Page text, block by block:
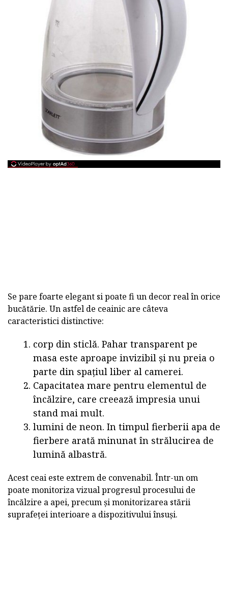
Se pare foarte elegant si poate fi un decor real în orice
bucătărie. Un astfel de ceainic are câteva
caracteristici distinctive:
corp din sticlă. Pahar transparent pe
masa este aproape invizibil și nu preia o
parte din spațiul liber al camerei.
Capacitatea mare pentru elementul de
încălzire, care creează impresia unui
stand mai mult.
lumini de neon. In timpul fierberii apa de
fierbere arată minunat în strălucirea de
lumină albastră.
Acest ceai este extrem de convenabil. Într-un om
poate monitoriza vizual progresul procesului de
încălzire a apei, precum și monitorizarea stării
suprafeței interioare a dispozitivului însuși.